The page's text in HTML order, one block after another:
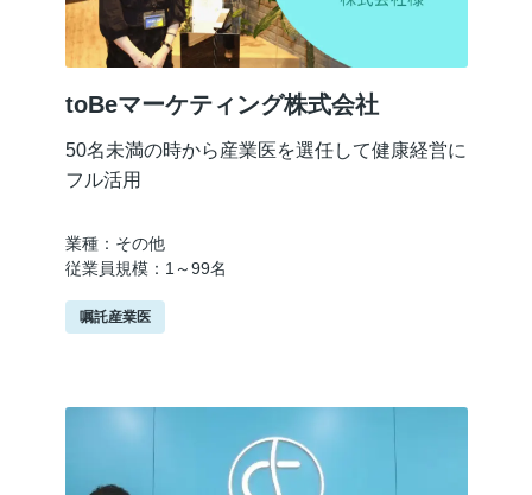
toBeマーケティング株式会社
50名未満の時から産業医を選任して健康経営に
フル活用
業種：その他
従業員規模：1～99名
嘱託産業医